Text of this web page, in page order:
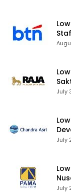
July
July
July